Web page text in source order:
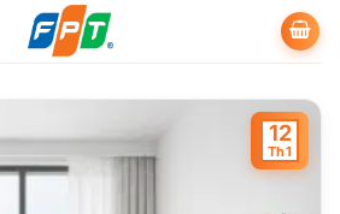
12
Th1